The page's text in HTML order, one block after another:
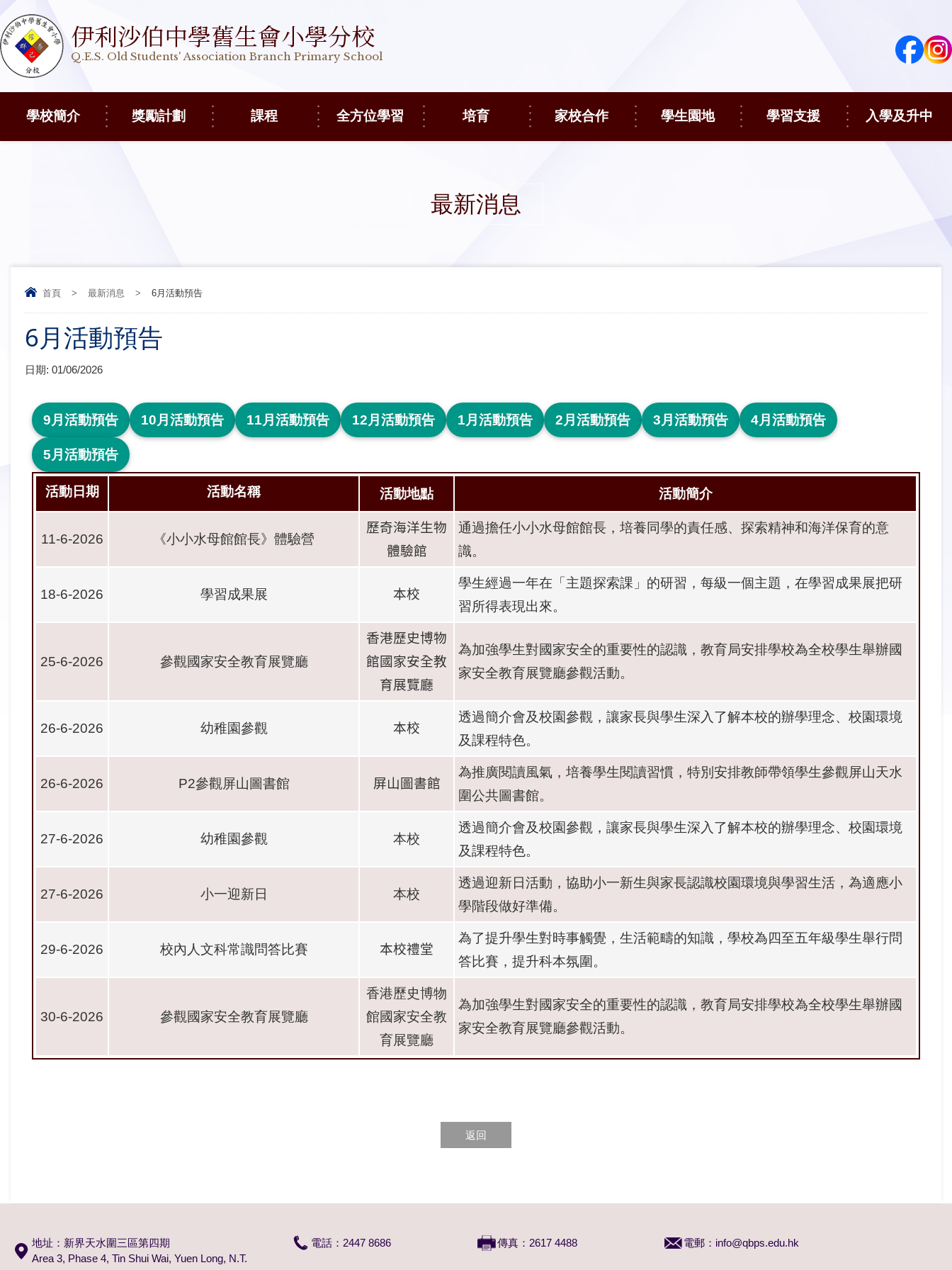
伊利沙伯中學舊生會小學分校
Q.E.S. Old Students' Association Branch Primary School
學校簡介 獎勵計劃 課程 全方位學習 培育 家校合作 學生園地 學習支援 入學及升中
最新消息
首頁 > 最新消息 > 6月活動預告
6月活動預告
日期: 01/06/2026
9月活動預告 10月活動預告 11月活動預告 12月活動預告 1月活動預告 2月活動預告 3月活動預告 4月活動預告
5月活動預告
活動日期 活動名稱 活動地點 活動簡介
11-6-2026 《小小水母館館長》體驗營
歷奇海洋生物
體驗館
通過擔任小小水母館館長，培養同學的責任感、探索精神和海洋保育的意
識。
18-6-2026 學習成果展 本校
學生經過一年在「主題探索課」的研習，每級一個主題，在學習成果展把研
習所得表現出來。
25-6-2026 參觀國家安全教育展覽廳
香港歷史博物
館國家安全教
育展覽廳
為加強學生對國家安全的重要性的認識，教育局安排學校為全校學生舉辦國
家安全教育展覽廳參觀活動。
26-6-2026 幼稚園參觀 本校
透過簡介會及校園參觀，讓家長與學生深入了解本校的辦學理念、校園環境
及課程特色。
26-6-2026 P2參觀屏山圖書館 屏山圖書館
為推廣閱讀風氣，培養學生閱讀習慣，特別安排教師帶領學生參觀屏山天水
圍公共圖書館。
27-6-2026 幼稚園參觀 本校
透過簡介會及校園參觀，讓家長與學生深入了解本校的辦學理念、校園環境
及課程特色。
27-6-2026 小一迎新日 本校
透過迎新日活動，協助小一新生與家長認識校園環境與學習生活，為適應小
學階段做好準備。
29-6-2026 校內人文科常識問答比賽 本校禮堂
為了提升學生對時事觸覺，生活範疇的知識，學校為四至五年級學生舉行問
答比賽，提升科本氛圍。
30-6-2026 參觀國家安全教育展覽廳
香港歷史博物
館國家安全教
育展覽廳
為加強學生對國家安全的重要性的認識，教育局安排學校為全校學生舉辦國
家安全教育展覽廳參觀活動。
返回
地址：新界天水圍三區第四期
Area 3, Phase 4, Tin Shui Wai, Yuen Long, N.T.
電話：2447 8686 傳真：2617 4488 電郵： info@qbps.edu.hk